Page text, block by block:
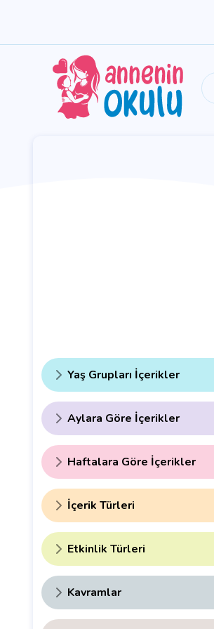
Yaş Grupları İçerikler
Aylara Göre İçerikler
Haftalara Göre İçerikler
İçerik Türleri
Etkinlik Türleri
Kavramlar